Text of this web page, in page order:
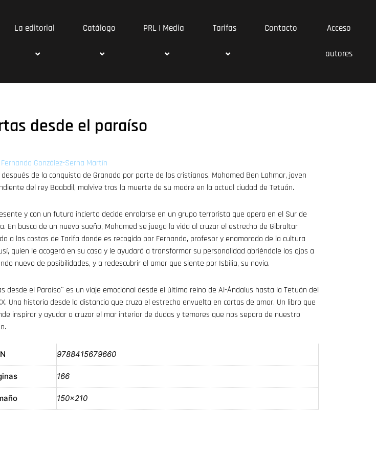
La editorial Catálogo PRL | Media Tarifas Contacto Acceso
autores
desde el paraíso
González-Serna Martín
después de la conquista de Granada por parte de los cristianos, Mohamed Ben Lahmar, joven
del rey Boabdil, malvive tras la muerte de su madre en la actual ciudad de Tetuán.
y con un futuro incierto decide enrolarse en un grupo terrorista que opera en el Sur de
En busca de un nuevo sueño, Mohamed se juega la vida al cruzar el estrecho de Gibraltar
a las costas de Tarifa donde es recogido por Fernando, profesor y enamorado de la cultura
quien le acogerá en su casa y le ayudará a transformar su personalidad abriéndole los ojos a
nuevo de posibilidades, y a redescubrir el amor que siente por Isbilia, su novia.
desde el Paraíso¨ es un viaje emocional desde el último reino de Al-Ándalus hasta la Tetuán del
Una historia desde la distancia que cruza el estrecho envuelta en cartas de amor. Un libro que
inspirar y ayudar a cruzar el mar interior de dudas y temores que nos separa de nuestro
9788415679660
166
150×210